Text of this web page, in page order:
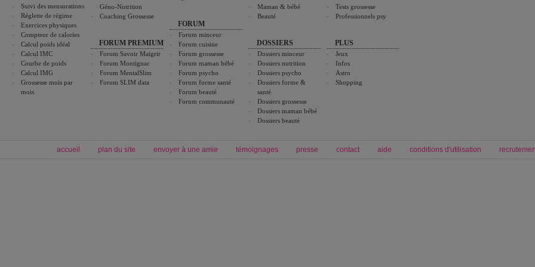
Suivi des mensurations
Réglette de régime
Exercices physiques
Compteur de calories
Calcul poids idéal
Calcul IMC
Courbe de poids
Calcul IMG
Grossesse mois par
mois
Géno-Nutrition
Coaching Grossesse
FORUM PREMIUM
Forum Savoir Maigrir
Forum Montignac
Forum MentalSlim
Forum SLIM data
FORUM
Forum minceur
Forum cuisine
Forum grossesse
Forum maman bébé
Forum psycho
Forum forme santé
Forum beauté
Forum communauté
Maman & bébé
Beauté
DOSSIERS
Dossiers minceur
Dossiers nutrition
Dossiers psycho
Dossiers forme &
santé
Dossiers grossesse
Dossiers maman bébé
Dossiers beauté
Tests grossesse
Professionnels psy
PLUS
Jeux
Infos
Astro
Shopping
accueil plan du site envoyer à une amie témoignages presse contact aide conditions d'utilisation